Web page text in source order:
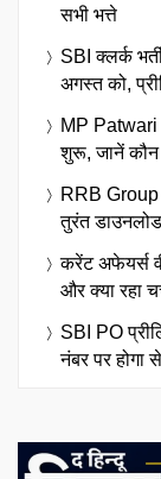
सभी भत्ते
SBI क्लर्क
अगस्त को,
MP Patwari
शुरू, जानें
RRB
तुरंत
करेंट अफेयर्स
और क्या रहा
SBI PO
नंबर पर